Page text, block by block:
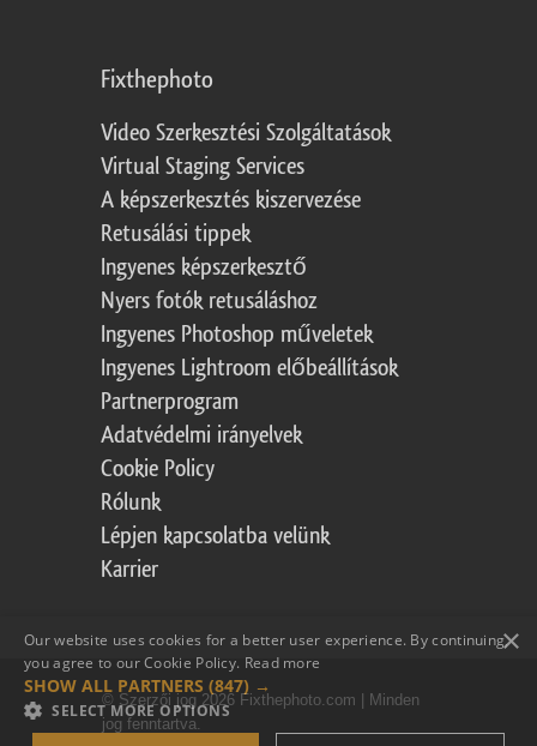
Fixthephoto
Video Szerkesztési Szolgáltatások
Virtual Staging Services
A képszerkesztés kiszervezése
Retusálási tippek
Ingyenes képszerkesztő
Nyers fotók retusáláshoz
Ingyenes Photoshop műveletek
Ingyenes Lightroom előbeállítások
Partnerprogram
Adatvédelmi irányelvek
Cookie Policy
Rólunk
Lépjen kapcsolatba velünk
Karrier
© Szerzői jog 2026 Fixthephoto.com | Minden
jog fenntartva.
×
Our website uses cookies for a better user experience. By continuing,
you agree to our Cookie Policy. Read more
SHOW ALL PARTNERS (847) →
SELECT MORE OPTIONS